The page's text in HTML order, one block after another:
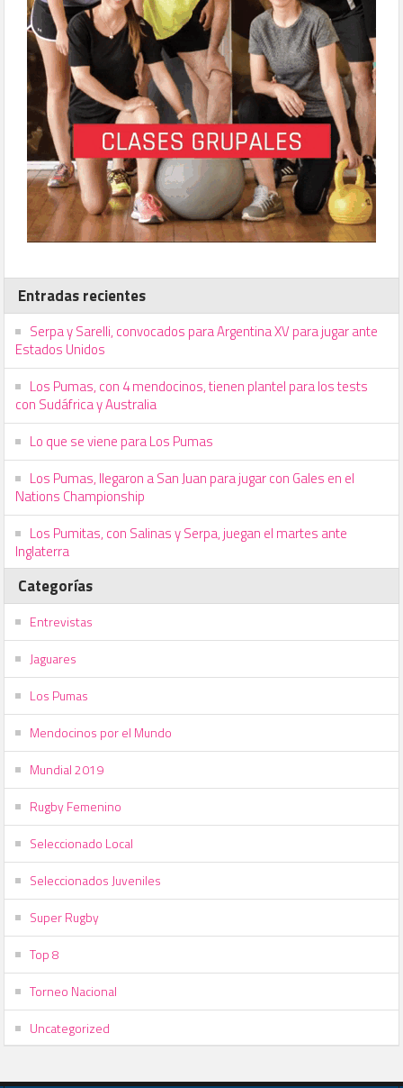
Entradas recientes
Serpa y Sarelli, convocados para Argentina XV para jugar ante
Estados Unidos
Los Pumas, con 4 mendocinos, tienen plantel para los tests
con Sudáfrica y Australia
Lo que se viene para Los Pumas
Los Pumas, llegaron a San Juan para jugar con Gales en el
Nations Championship
Los Pumitas, con Salinas y Serpa, juegan el martes ante
Inglaterra
Categorías
Entrevistas
Jaguares
Los Pumas
Mendocinos por el Mundo
Mundial 2019
Rugby Femenino
Seleccionado Local
Seleccionados Juveniles
Super Rugby
Top 8
Torneo Nacional
Uncategorized